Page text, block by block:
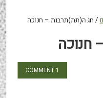
/חג ה(תת)תרבות – חנוכה
חנוכה
1 COMMENT